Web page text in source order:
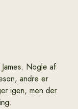
Nogle af
andre er
igen, men der